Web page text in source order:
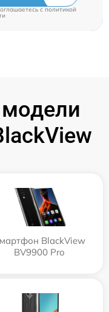
cполитикой
BlackView
BV9900 Pro